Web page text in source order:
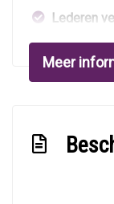
Lederen
Meer